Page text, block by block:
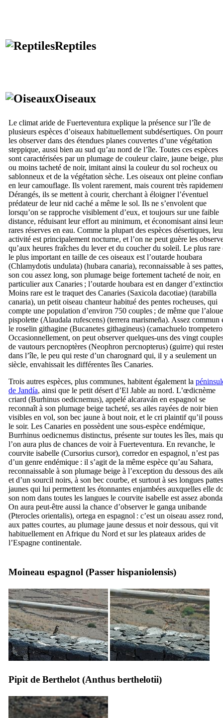
Reptiles
Oiseaux
Le climat aride de Fuerteventura explique la présence sur l’île de
plusieurs espèces d’oiseaux habituellement subdésertiques. On
les observer dans des étendues planes couvertes d’une végétation
steppique, aussi bien au sud qu’au nord de l’île. Toutes ces espèces
sont caractérisées par un plumage de couleur claire, jaune beige,
ou moins tacheté de noir, imitant ainsi la couleur du sol rocheux ou
sablonneux et de la végétation sèche. Les oiseaux ont pleine
en leur camouflage. Ils volent rarement, mais courent très
Dérangés, ils se mettent à courir, cherchant à éloigner l’éventuel
prédateur de leur nid caché a même le sol. Ils ne s’envolent que
lorsqu’on se rapproche visiblement d’eux, et toujours sur une faible
distance, réduisant leur effort au minimum, et économisant ainsi
rares réserves en eau. Comme la plupart des espèces désertiques,
activité est principalement nocturne, et l’on ne peut guère les
qu’aux heures fraîches du lever et du coucher du soleil. Le plus rare
le plus important en taille de ces oiseaux est l’outarde houbara
(Chlamydotis undulata) (hubara canaria), reconnaissable à ses
son cou assez long, son plumage beige fortement tacheté de noir, en
particulier aux Canaries ; l’outarde houbara est en danger
Moins rare est le traquet des Canaries (Saxicola dacotiae) (tarabilla
canaria), un petit oiseau chanteur habitué des pentes rocheuses, qui
compte une population d’environ 750 couples ; de même que
pispolette (Alaudala rufescens) (terrera marismeña). Assez commun
le roselin githagine (Bucanetes githagineus) (camachuelo trompetero
Occasionnellement, on peut observer quelques-uns des vingt
de vautours percnoptères (Neophron percnopterus) (guirre) qui
dans l’île, le peu qui reste d’un charognard qui, il y a seulement un
siècle, envahissait les différentes îles Canaries.
Trois autres espèces, plus communes, habitent également la
de Jandía, ainsi que le petit désert d’El Jable au nord. L’œdicnème
criard (Burhinus oedicnemus), appelé alcaraván en espagnol se
reconnaît à son plumage beige tacheté, ses ailes rayées de noir bien
visibles en vol, son bec jaune à bout noir, et le cri plaintif qu’il
le soir. Les Canaries en possèdent une sous-espèce endémique,
Burrhinus oedicnemus distinctus, présente sur toutes les îles, mais
l’on aura plus de chances de voir à Fuerteventura. En revanche, le
courvite isabelle (Cursorius cursor), corredoren espagnol, n’est pas
d’un genre endémique : il s’agit de la même espèce qu’au Sahara,
reconnaissable à son plumage beige à l’exception du dessous des
et d’un sourcil noirs, à son bec courbe, et surtout à ses longues pattes
jaunes qui lui permettent les étonnantes enjambées auxquelles elle
son nom dans toutes les langues le courvite isabelle est assez
On aura peut-être aussi la chance d’observer le ganga unibande
(Pterocles orientalis), ortega en espagnol : c’est un oiseau assez rond,
aux pattes courtes, au plumage jaune dessus et noir dessous, qui vit
habituellement en Afrique du Nord et sur les plateaux arides de
l’Espagne continentale.
Moineau espagnol (Passer hispaniolensis)
Pipit de Berthelot (Anthus berthelotii)